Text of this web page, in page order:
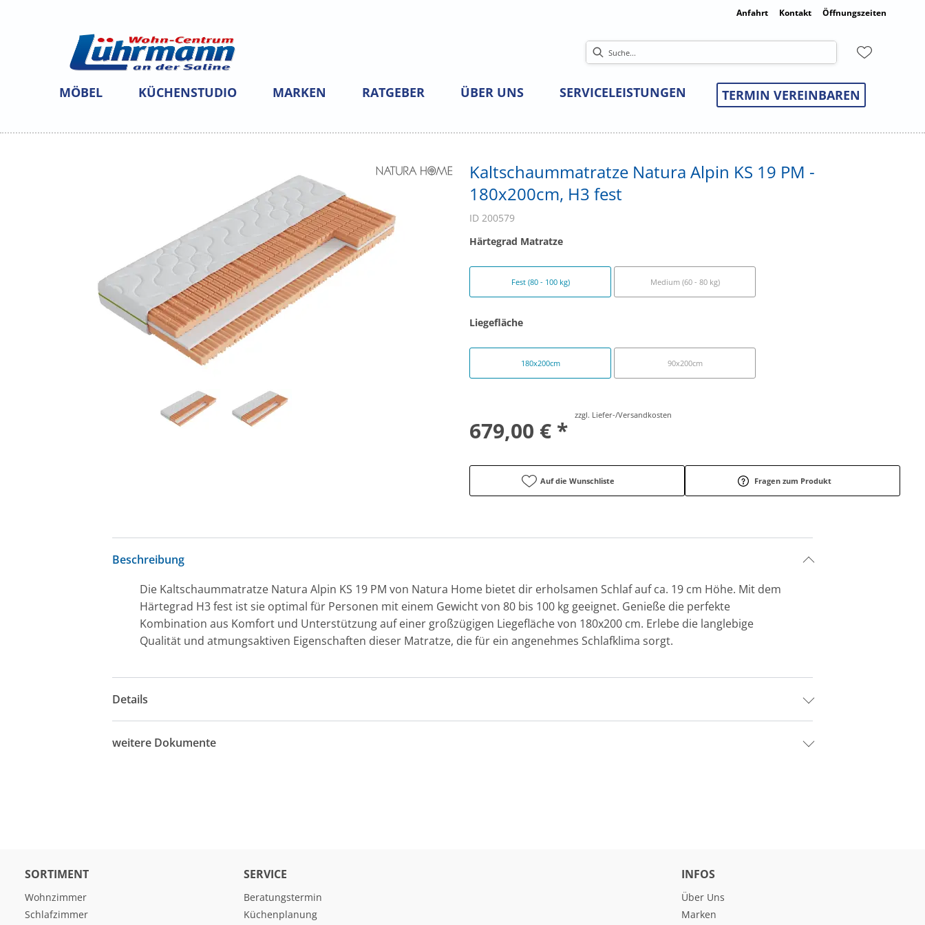
Anfahrt Kontakt Öffnungszeiten
MÖBEL KÜCHENSTUDIO MARKEN RATGEBER ÜBER UNS SERVICELEISTUNGEN TERMIN VEREINBAREN
Kaltschaummatratze Natura Alpin KS 19 PM -
180x200cm, H3 fest
ID 200579
Härtegrad Matratze
Fest (80 - 100 kg) Medium (60 - 80 kg)
Liegefläche
180x200cm 90x200cm
679,00 € *
zzgl. Liefer-/Versandkosten
Auf die Wunschliste Fragen zum Produkt
Beschreibung
Die Kaltschaummatratze Natura Alpin KS 19 PM von Natura Home bietet dir erholsamen Schlaf auf ca. 19 cm Höhe. Mit dem
Härtegrad H3 fest ist sie optimal für Personen mit einem Gewicht von 80 bis 100 kg geeignet. Genieße die perfekte
Kombination aus Komfort und Unterstützung auf einer großzügigen Liegefläche von 180x200 cm. Erlebe die langlebige
Qualität und atmungsaktiven Eigenschaften dieser Matratze, die für ein angenehmes Schlafklima sorgt.
Details
weitere Dokumente
SORTIMENT
Wohnzimmer
Schlafzimmer
SERVICE
Beratungstermin
Küchenplanung
INFOS
Über Uns
Marken